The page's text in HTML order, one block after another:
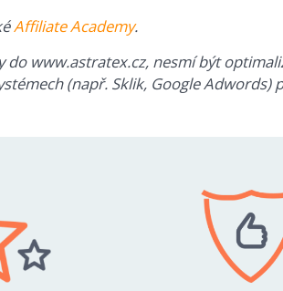
Affiliate Academy.
www.astratex.cz, nesmí být
(např. Sklik, Google Adwords)